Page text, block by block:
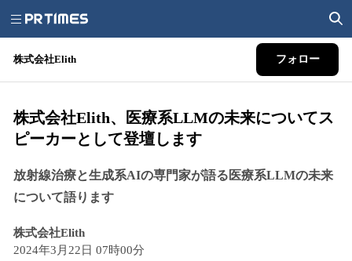
株式会社Elith フォロー
株式会社Elith、医療系LLMの未来についてス
ピーカーとして登壇します
放射線治療と生成系AIの専門家が語る医療系LLMの未来
について語ります
株式会社Elith
2024年3月22日 07時00分